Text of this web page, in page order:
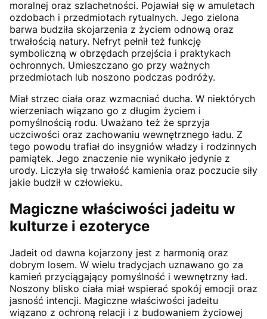
moralnej oraz szlachetności. Pojawiał się w amuletach
ozdobach i przedmiotach rytualnych. Jego zielona
barwa budziła skojarzenia z życiem odnową oraz
trwałością natury. Nefryt pełnił też funkcję
symboliczną w obrzędach przejścia i praktykach
ochronnych. Umieszczano go przy ważnych
przedmiotach lub noszono podczas podróży.
Miał strzec ciała oraz wzmacniać ducha. W niektórych
wierzeniach wiązano go z długim życiem i
pomyślnością rodu. Uważano też że sprzyja
uczciwości oraz zachowaniu wewnętrznego ładu. Z
tego powodu trafiał do insygniów władzy i rodzinnych
pamiątek. Jego znaczenie nie wynikało jedynie z
urody. Liczyła się trwałość kamienia oraz poczucie siły
jakie budził w człowieku.
Magiczne właściwości jadeitu w
kulturze i ezoteryce
Jadeit od dawna kojarzony jest z harmonią oraz
dobrym losem. W wielu tradycjach uznawano go za
kamień przyciągający pomyślność i wewnętrzny ład.
Noszony blisko ciała miał wspierać spokój emocji oraz
jasność intencji. Magiczne właściwości jadeitu
wiązano z ochroną relacji i z budowaniem życiowej